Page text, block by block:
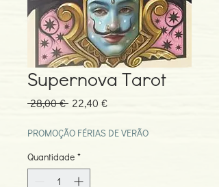
Supernova Tarot
28,00 € Preço
22,40 €Preço
PROMOÇÃO FÉRIAS DE VERÃO
Quantidade *